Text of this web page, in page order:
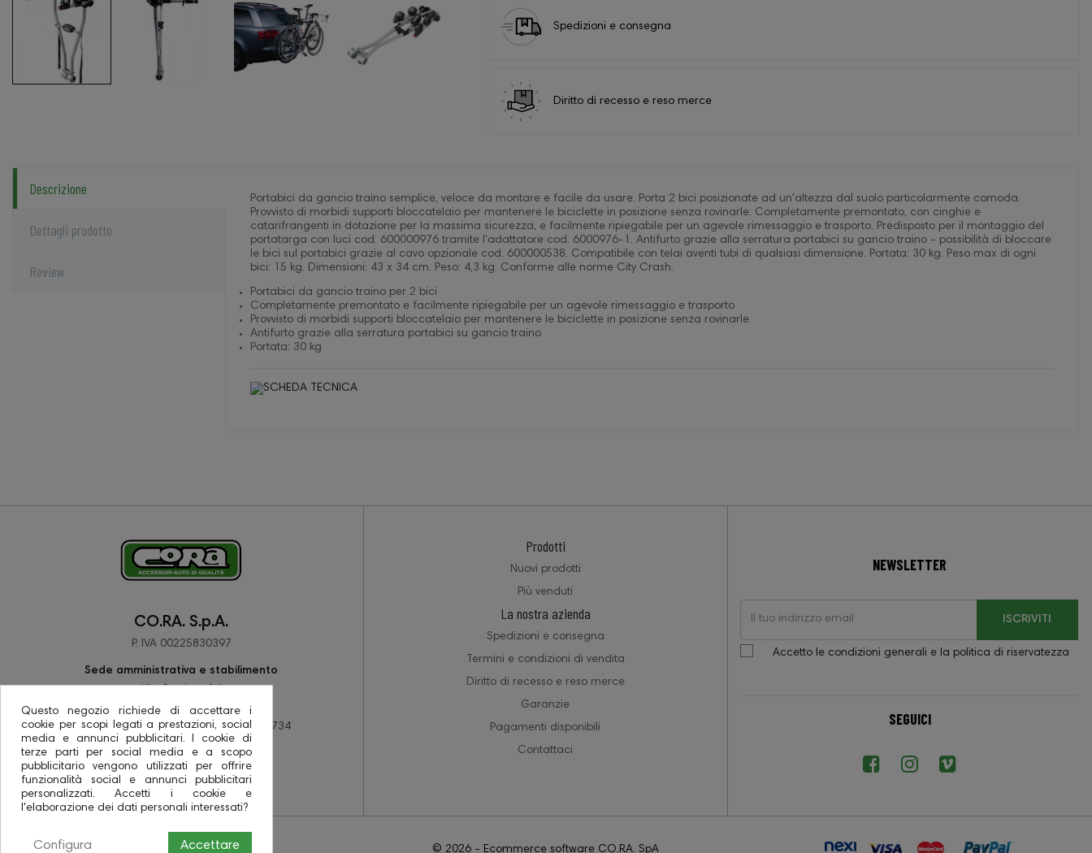
Spedizioni e consegna
Diritto di recesso e reso merce
Descrizione
Dettagli prodotto
Review
Portabici da gancio traino semplice, veloce da montare e facile da usare. Porta 2 bici posizionate ad un'altezza dal suolo particolarmente comoda.
Provvisto di morbidi supporti bloccatelaio per mantenere le biciclette in posizione senza rovinarle. Completamente premontato, con cinghie e
catarifrangenti in dotazione per la massima sicurezza, e facilmente ripiegabile per un agevole rimessaggio e trasporto. Predisposto per il montaggio del
portatarga con luci cod. 600000976 tramite l'adattatore cod. 6000976-1. Antifurto grazie alla serratura portabici su gancio traino - possibilità di bloccare
le bici sul portabici grazie al cavo opzionale cod. 600000538. Compatibile con telai aventi tubi di qualsiasi dimensione. Portata: 30 kg. Peso max di ogni
bici: 15 kg. Dimensioni: 43 x 34 cm. Peso: 4,3 kg. Conforme alle norme City Crash.
Portabici da gancio traino per 2 bici
Completamente premontato e facilmente ripiegabile per un agevole rimessaggio e trasporto
Provvisto di morbidi supporti bloccatelaio per mantenere le biciclette in posizione senza rovinarle
Antifurto grazie alla serratura portabici su gancio traino
Portata: 30 kg
CO.RA. S.p.A.
P. IVA 00225830397
Sede amministrativa e stabilimento
48033 Barbiano di Cotignola (RA)
tel +39 0545 78137 - fax +39 0545 78734
PEC coraspa@pec.it
Prodotti
Nuovi prodotti
Più venduti
La nostra azienda
Spedizioni e consegna
Termini e condizioni di vendita
Diritto di recesso e reso merce
Garanzie
Pagamenti disponibili
Contattaci
NEWSLETTER
ISCRIVITI
Accetto le condizioni generali e la politica di riservatezza
SEGUICI
© 2026 - Ecommerce software CO.RA. SpA
Questo negozio richiede di accettare i
cookie per scopi legati a prestazioni, social
media e annunci pubblicitari. I cookie di
terze parti per social media e a scopo
pubblicitario vengono utilizzati per offrire
funzionalità social e annunci pubblicitari
personalizzati. Accetti i cookie e
l'elaborazione dei dati personali interessati?
Accettare
Configura